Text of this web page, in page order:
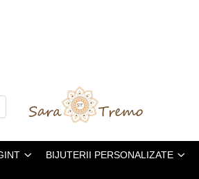
BIJUTERII PERSONALIZATE